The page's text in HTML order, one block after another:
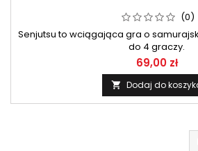
(0)
Senjutsu to wciągająca gra o
do 4 graczy.
69,00 zł
 Dodaj do